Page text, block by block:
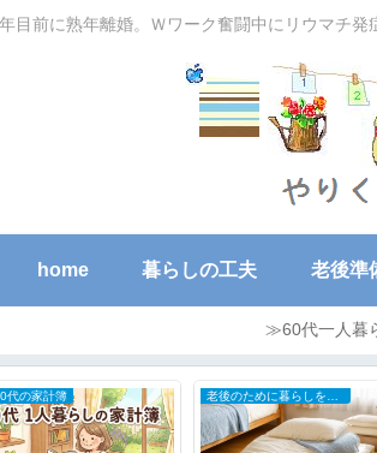
目前に熟年離婚。Ｗワーク奮闘中にリウマチ
home 暮らしの工夫 老後準
≫60代一人暮
代の家計簿 老後のために暮らしを小さく